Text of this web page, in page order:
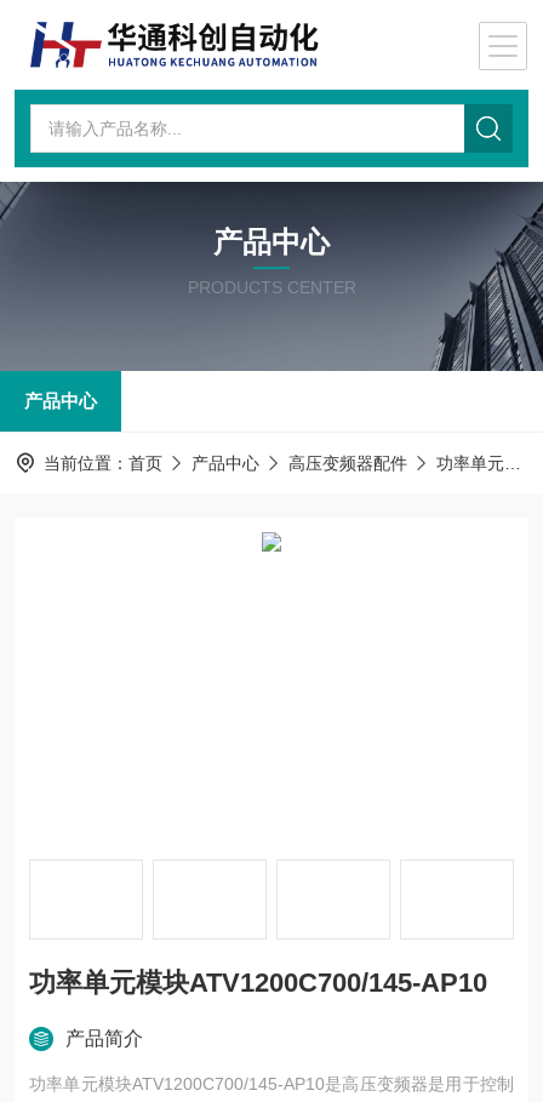
产品中心
PRODUCTS CENTER
产品中心
当前位置： 首页 产品中心 高压变频器配件 功率单元
功率单元模块ATV1200C700/145-AP10
产品简介
功率单元模块ATV1200C700/145-AP10是高压变频器是用于控制